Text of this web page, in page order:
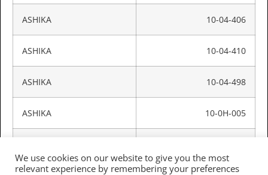
ASHIKA 10-04-406
ASHIKA 10-04-410
ASHIKA 10-04-498
ASHIKA 10-0H-005
We use cookies on our website to give you the most
relevant experience by remembering your preferences